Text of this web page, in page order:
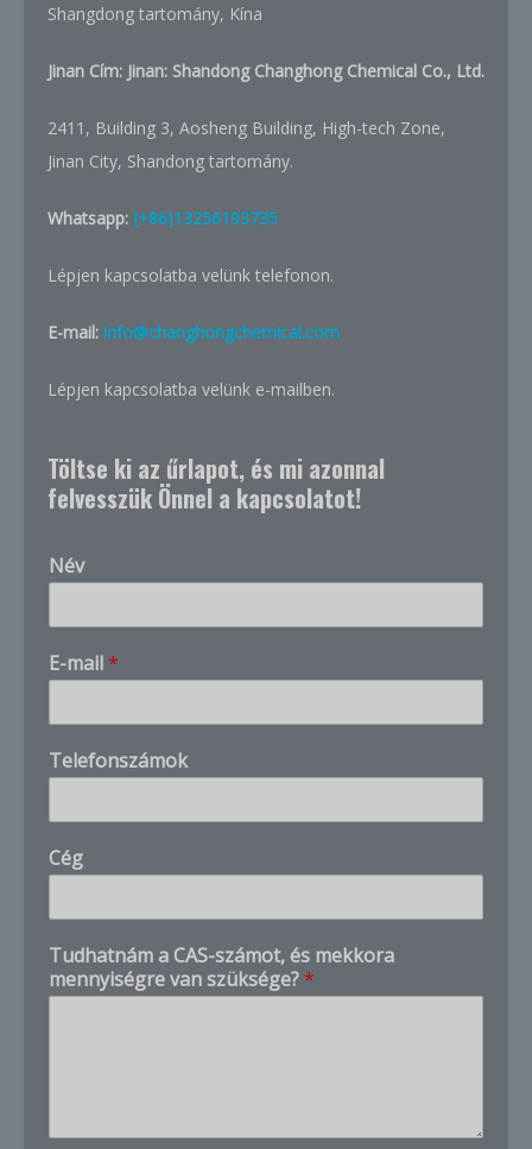
Shangdong tartomány, Kína
Jinan Cím: Jinan: Shandong Changhong Chemical Co., Ltd.
2411, Building 3, Aosheng Building, High-tech Zone,
Jinan City, Shandong tartomány.
Whatsapp: (+86)13256193735
Lépjen kapcsolatba velünk telefonon.
E-mail: info@changhongchemical.com
Lépjen kapcsolatba velünk e-mailben.
Töltse ki az űrlapot, és mi azonnal
felvesszük Önnel a kapcsolatot!
Név
E-mail *
C
é
m
u
c
*
Telefonszámok
Cég
Tudhatnám a CAS-számot, és mekkora
mennyiségre van szüksége? *